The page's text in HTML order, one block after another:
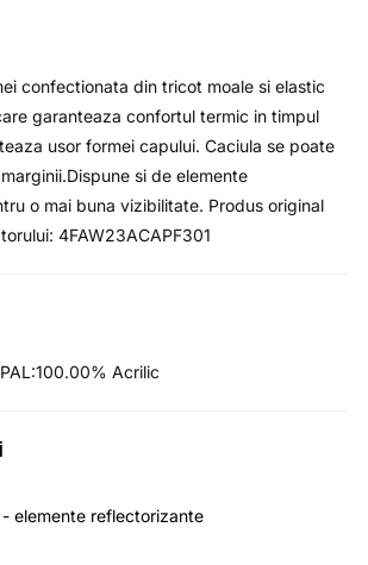
confectionata din tricot moale si elastic
garanteaza confortul termic in timpul
usor formei capului. Caciula se poate
si de elemente
o mai buna vizibilitate. Produs original
4FAW23ACAPF301
Acrilic
elemente reflectorizante